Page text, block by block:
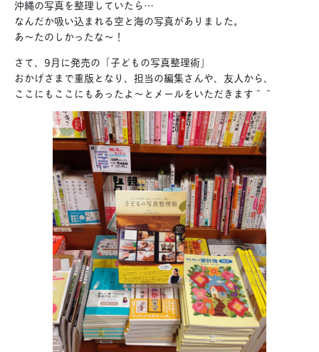
沖縄の写真を整理していたら…
なんだか吸い込まれる空と海の写真がありました。
あ〜たのしかったな〜！
さて、9月に発売の「子どもの写真整理術」
おかげさまで重版となり、担当の編集さんや、友人から、
ここにもここにもあったよ〜とメールをいただきます＾＾